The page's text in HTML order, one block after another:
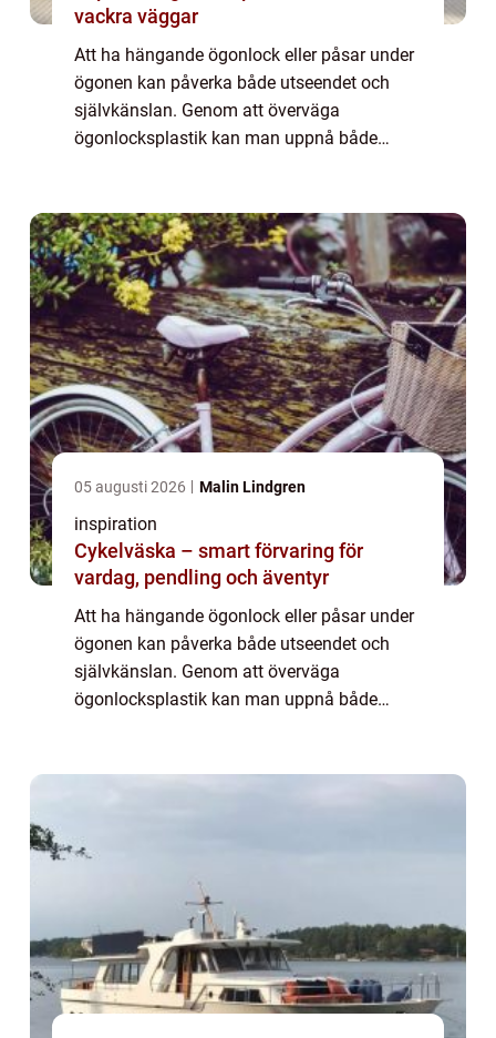
vackra väggar
Att ha hängande ögonlock eller påsar under
ögonen kan påverka både utseendet och
självkänslan. Genom att överväga
ögonlocksplastik kan man uppnå både
05 augusti 2026 Malin Lindgren
inspiration
Cykelväska – smart förvaring för
vardag, pendling och äventyr
Att ha hängande ögonlock eller påsar under
ögonen kan påverka både utseendet och
självkänslan. Genom att överväga
ögonlocksplastik kan man uppnå både